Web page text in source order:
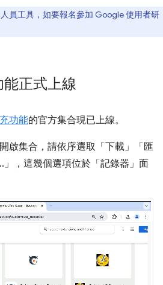
員工具，如要報名參加 Google 使用者研
正式上線
功能的官方集合現已上線。
開啟集合，請依序選取「下載」
「匯
，這幾個選項位於「記錄器」 面